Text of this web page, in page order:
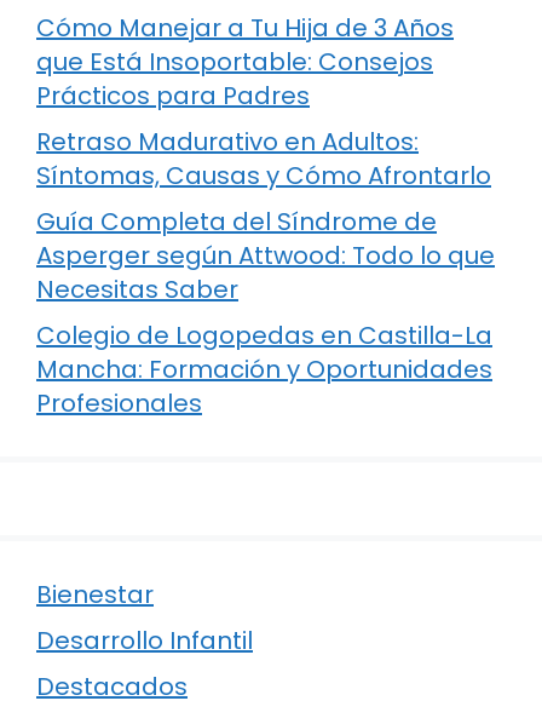
Cómo Manejar a Tu Hija de 3 Años
que Está Insoportable: Consejos
Prácticos para Padres
Retraso Madurativo en Adultos:
Síntomas, Causas y Cómo Afrontarlo
Guía Completa del Síndrome de
Asperger según Attwood: Todo lo que
Necesitas Saber
Colegio de Logopedas en Castilla-La
Mancha: Formación y Oportunidades
Profesionales
Bienestar
Desarrollo Infantil
Destacados